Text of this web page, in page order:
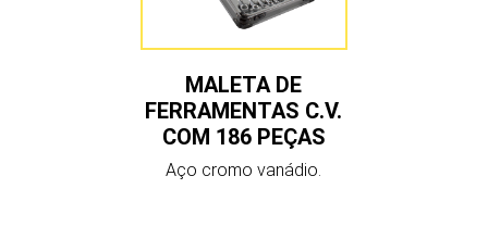
MALETA DE
FERRAMENTAS C.V.
COM 186 PEÇAS
Aço cromo vanádio.